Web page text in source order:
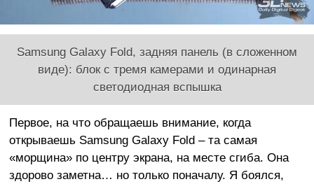
Samsung Galaxy Fold, задняя панель (в сложенном
виде): блок с тремя камерами и одинарная
светодиодная вспышка
Первое, на что обращаешь внимание, когда
открываешь Samsung Galaxy Fold – та самая
«морщина» по центру экрана, на месте сгиба. Она
здорово заметна… но только поначалу. Я боялся,